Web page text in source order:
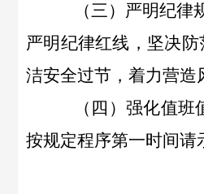
（三）严明纪律
严明纪律红线，坚决
洁安全过节，着力营造
（四）强化值
按规定程序第一时间请